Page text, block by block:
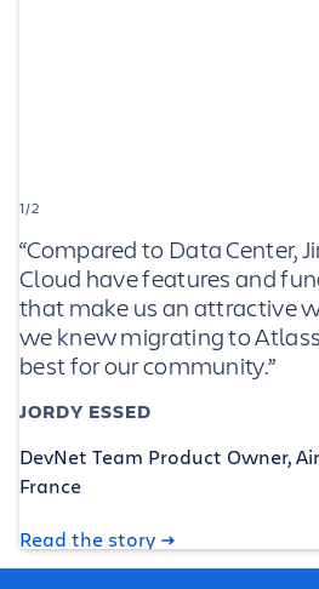
1/2
“Compared to Data Center,
Cloud have features and
that make us an attractive
we knew migrating to
best for our community.”
JORDY ESSED
DevNet Team Product Owner,
France
Read the story